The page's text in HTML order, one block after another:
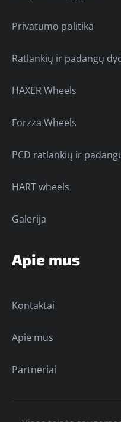
Privatumo politika
Ratlankių ir padangų
HAXER Wheels
Forzza Wheels
PCD ratlankių ir
HART wheels
Galerija
Apie mus
Kontaktai
Apie mus
Partneriai